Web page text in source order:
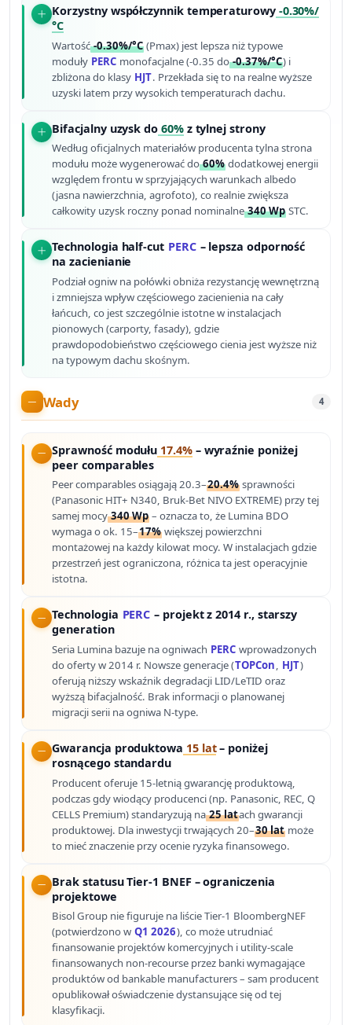
Korzystny współczynnik temperaturowy-0.30%/
°C
Wartość-0.30%/°C (Pmax) jest lepsza niż typowe
moduły PERC monofacjalne (-0.35 do-0.37%/°C) i
zbliżona do klasy HJT. Przekłada się to na realne wyższe
uzyski latem przy wysokich temperaturach dachu.
Bifacjalny uzysk do 60%z tylnej strony
Według oficjalnych materiałów producenta tylna strona
modułu może wygenerować do60% dodatkowej energii
względem frontu w sprzyjających warunkach albedo
(jasna nawierzchnia, agrofoto), co realnie zwiększa
całkowity uzysk roczny ponad nominalne340 Wp STC.
Technologia half-cut PERC – lepsza odporność
na zacienianie
Podział ogniw na połówki obniża rezystancję wewnętrzną
i zmniejsza wpływ częściowego zacienienia na cały
łańcuch, co jest szczególnie istotne w instalacjach
pionowych (carporty, fasady), gdzie
prawdopodobieństwo częściowego cienia jest wyższe niż
na typowym dachu skośnym.
Wady 4
Sprawność modułu 17.4%– wyraźnie poniżej
peer comparables
Peer comparables osiągają 20.3–20.4% sprawności
(Panasonic HIT+ N340, Bruk-Bet NIVO EXTREME) przy tej
samej mocy340 Wp – oznacza to, że Lumina BDO
wymaga o ok. 15–17% większej powierzchni
montażowej na każdy kilowat mocy. W instalacjach gdzie
przestrzeń jest ograniczona, różnica ta jest operacyjnie
istotna.
Technologia PERC – projekt z 2014 r., starszy
generation
Seria Lumina bazuje na ogniwach PERC wprowadzonych
do oferty w 2014 r. Nowsze generacje (TOPCon, HJT)
oferują niższy wskaźnik degradacji LID/LeTID oraz
wyższą bifacjalność. Brak informacji o planowanej
migracji serii na ogniwa N-type.
Gwarancja produktowa 15 lat– poniżej
rosnącego standardu
Producent oferuje 15-letnią gwarancję produktową,
podczas gdy wiodący producenci (np. Panasonic, REC, Q
CELLS Premium) standaryzują na25 latach gwarancji
produktowej. Dla inwestycji trwających 20–30 lat może
to mieć znaczenie przy ocenie ryzyka finansowego.
Brak statusu Tier-1 BNEF – ograniczenia
projektowe
Bisol Group nie figuruje na liście Tier-1 BloombergNEF
(potwierdzono w Q1 2026), co może utrudniać
finansowanie projektów komercyjnych i utility-scale
finansowanych non-recourse przez banki wymagające
produktów od bankable manufacturers – sam producent
opublikował oświadczenie dystansujące się od tej
klasyfikacji.